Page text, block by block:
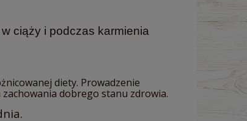
ciąży i podczas karmienia
diety. Prowadzenie
dobrego stanu zdrowia.